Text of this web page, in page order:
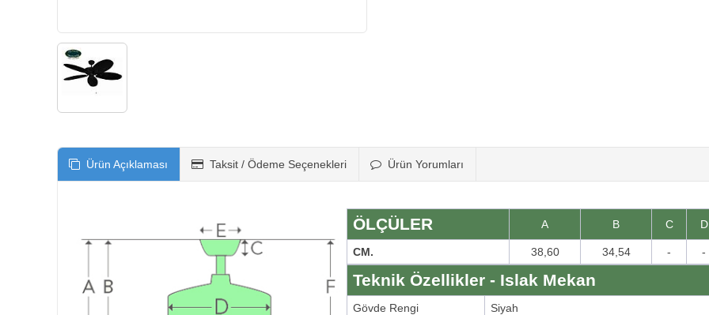
Ürün Açıklaması Taksit / Ödeme Seçenekleri Ürün Yorumları
ÖLÇÜLER A B C D
CM. 38,60 34,54 - -
Teknik Özellikler - Islak Mekan
Gövde Rengi
Siyah